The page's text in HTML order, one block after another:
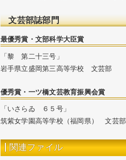
文芸部誌部門
最優秀賞・文部科学大臣賞
「黎 第二十三号」
岩手県立盛岡第三高等学校 文芸部
優秀賞・一ツ橋文芸教育振興会賞
「いさらゐ ６５号」
筑紫女学園高等学校（福岡県） 文芸部
関連ファイル